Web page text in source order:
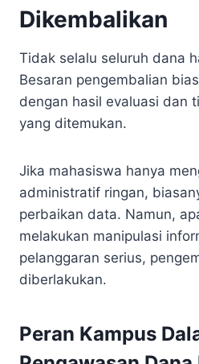
Dikembalikan
Tidak selalu seluruh dana
Besaran pengembalian
dengan hasil evaluasi dan
yang ditemukan.
Jika mahasiswa hanya
administratif ringan,
perbaikan data. Namun,
melakukan manipulasi
pelanggaran serius,
diberlakukan.
Peran Kampus